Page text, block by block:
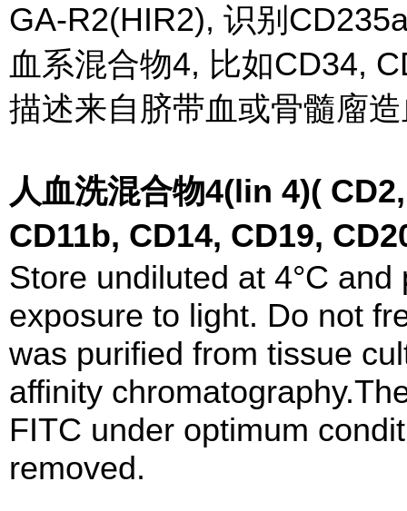
GA-R2(HIR2), 识别
血系混合物4, 比如CD34,
描述来自脐带血或骨髓廇
人血洗混合物4(lin 4)(
CD11b, CD14, CD19,
Store undiluted at 4°C
exposure to light. Do not
was purified from tissue
affinity
FITC under optimum
removed.